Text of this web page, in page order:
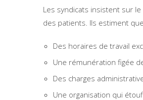
Les syndicats insistent sur
des patients. Ils estiment
Des horaires de travail
Une rémunération figée
Des charges
Une organisation qui